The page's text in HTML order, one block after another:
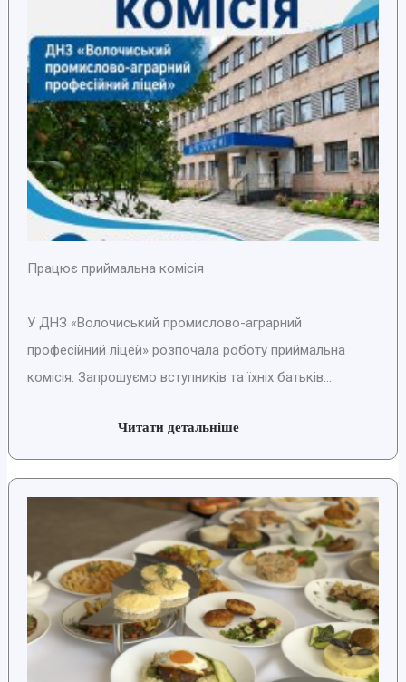
Працює приймальна комісія
У ДНЗ «Волочиський промислово-аграрний
професійний ліцей» розпочала роботу приймальна
комісія. Запрошуємо вступників та їхніх батьків...
Читати детальніше